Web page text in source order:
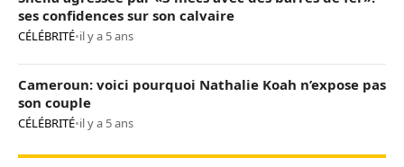
ses confidences sur son calvaire
CÉLÉBRITÉ•il y a 5 ans
Cameroun: voici pourquoi Nathalie Koah n’expose pas
son couple
CÉLÉBRITÉ•il y a 5 ans